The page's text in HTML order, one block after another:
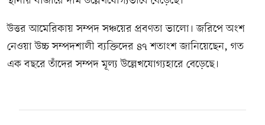
উত্তর আমেরিকায় সম্পদ সঞ্চয়ের প্রবণতা ভালো। জরিপে অংশ
নেওয়া উচ্চ সম্পদশালী ব্যক্তিদের ৪৭ শতাংশ জানিয়েছেন, গত
এক বছরে তাঁদের সম্পদ মূল্য উল্লেখযোগ্যহারে বেড়েছে।